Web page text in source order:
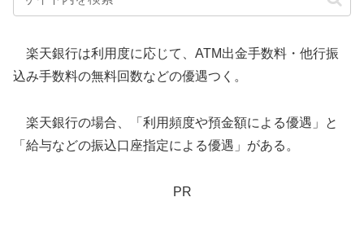
楽天銀行は利用度に応じて、ATM出金手数料・他行振
込み手数料の無料回数などの優遇つく。
楽天銀行の場合、「利用頻度や預金額による優遇」と
「給与などの振込口座指定による優遇」がある。
PR